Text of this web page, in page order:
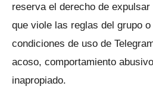
reserva el derecho de
que viole las reglas del grupo
condiciones de uso de
acoso, comportamiento
inapropiado.